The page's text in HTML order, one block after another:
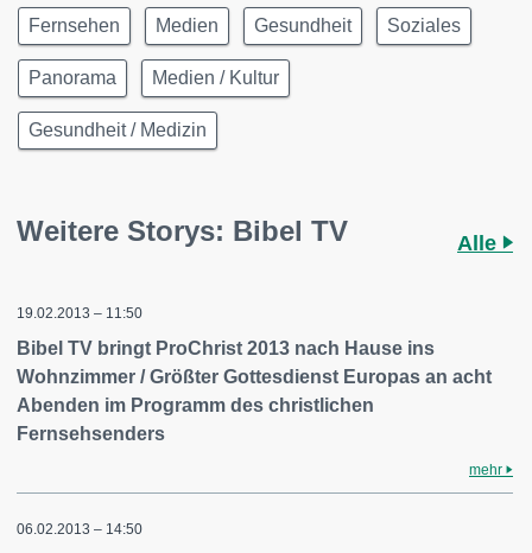
Fernsehen Medien Gesundheit Soziales
Panorama Medien / Kultur
Gesundheit / Medizin
Weitere Storys: Bibel TV Alle
19.02.2013 – 11:50
Bibel TV bringt ProChrist 2013 nach Hause ins
Wohnzimmer / Größter Gottesdienst Europas an acht
Abenden im Programm des christlichen
Fernsehsenders
mehr
06.02.2013 – 14:50